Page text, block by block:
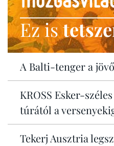
Ez is
A Balti-tenger a
KROSS Esker-
túrától a
Tekerj Ausztria